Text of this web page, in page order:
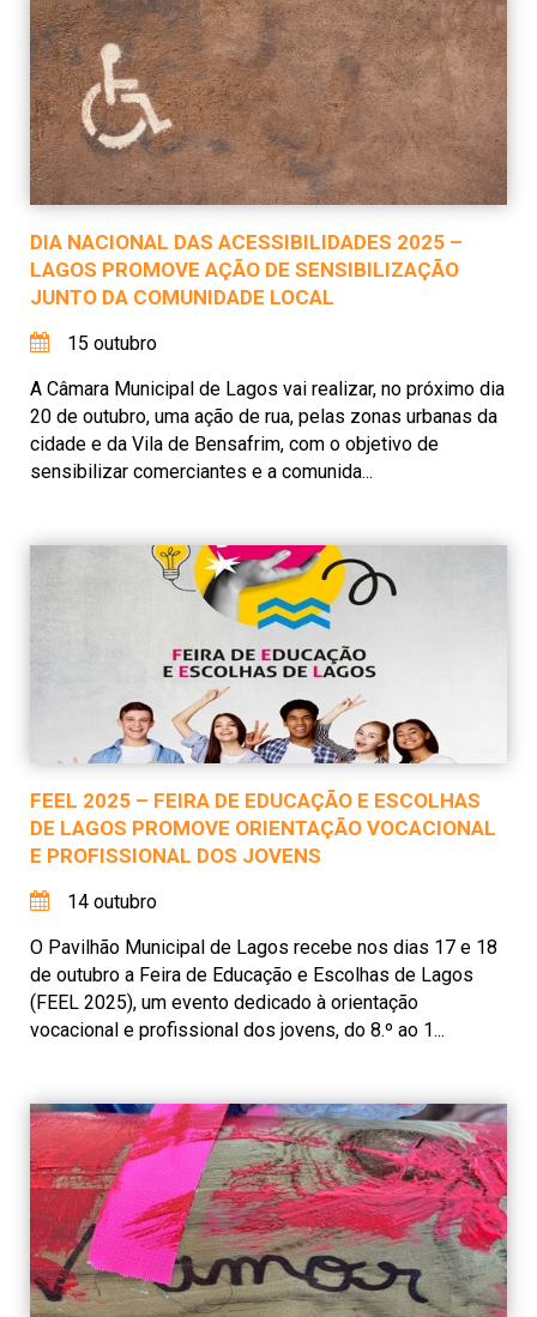
DIA NACIONAL DAS ACESSIBILIDADES 2025 –
LAGOS PROMOVE AÇÃO DE SENSIBILIZAÇÃO
JUNTO DA COMUNIDADE LOCAL
15 outubro
A Câmara Municipal de Lagos vai realizar, no próximo dia
20 de outubro, uma ação de rua, pelas zonas urbanas da
cidade e da Vila de Bensafrim, com o objetivo de
sensibilizar comerciantes e a comunida...
FEEL 2025 – FEIRA DE EDUCAÇÃO E ESCOLHAS
DE LAGOS PROMOVE ORIENTAÇÃO VOCACIONAL
E PROFISSIONAL DOS JOVENS
14 outubro
O Pavilhão Municipal de Lagos recebe nos dias 17 e 18
de outubro a Feira de Educação e Escolhas de Lagos
(FEEL 2025), um evento dedicado à orientação
vocacional e profissional dos jovens, do 8.º ao 1...